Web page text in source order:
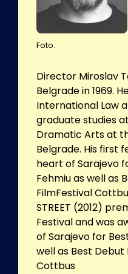
Foto:
Director Miroslav
Belgrade in 1969.
International Law
graduate studies
Dramatic Arts at
Belgrade. His first
heart of Sarajevo
Fehmiu as well as
FilmFestival
STREET (2012)
Festival and was
of Sarajevo for
well as Best Debut
Cottbus